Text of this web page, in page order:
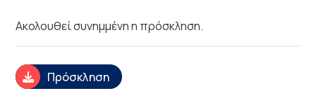
Ακολουθεί συνημμένη η πρόσκληση.
Πρόσκληση